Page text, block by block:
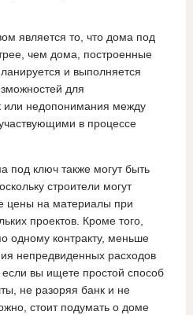
является то, что дома под
чем дома, построенные
и выполняется
для
или недопонимания между
в процессе
под ключ также могут быть
строители могут
цены на материалы при
проектов. Кроме того,
одному контракту, меньше
непредвиденных расходов
вы ищете простой способ
не разоряя банк и не
стоит подумать о доме